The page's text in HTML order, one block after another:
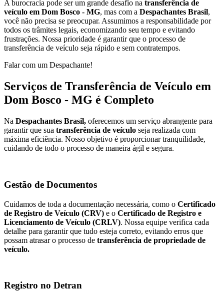
A burocracia pode ser um grande desafio na transferência de
veículo em Dom Bosco - MG, mas com a Despachantes Brasil,
você não precisa se preocupar. Assumimos a responsabilidade por
todos os trâmites legais, economizando seu tempo e evitando
frustrações. Nossa prioridade é garantir que o processo de
transferência de veículo seja rápido e sem contratempos.
Falar com um Despachante!
Serviços de Transferência de Veículo em
Dom Bosco - MG é Completo
Na Despachantes Brasil, oferecemos um serviço abrangente para
garantir que sua transferência de veículo seja realizada com
máxima eficiência. Nosso objetivo é proporcionar tranquilidade,
cuidando de todo o processo de maneira ágil e segura.
Gestão de Documentos
Cuidamos de toda a documentação necessária, como o Certificado
de Registro de Veículo (CRV) e o Certificado de Registro e
Licenciamento de Veículo (CRLV). Nossa equipe verifica cada
detalhe para garantir que tudo esteja correto, evitando erros que
possam atrasar o processo de transferência de propriedade de
veículo.
Registro no Detran